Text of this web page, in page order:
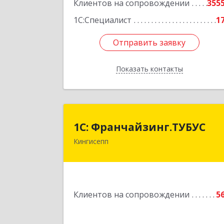
Клиентов на сопровождении
1С:Специалист
Отправить заявку
Показать контакты
Отправить заявку
Назад
1С: Франчайзинг.ТУБУС
Кингисепп
Клиентов на сопровождении
1С: Франчайзинг.ТУБУС